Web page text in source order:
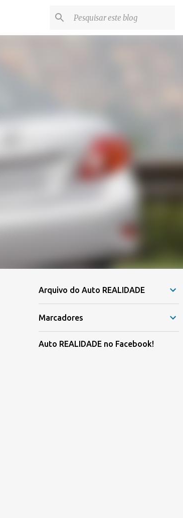
Arquivo do Auto REALIDADE
Marcadores
Auto REALIDADE no Facebook!